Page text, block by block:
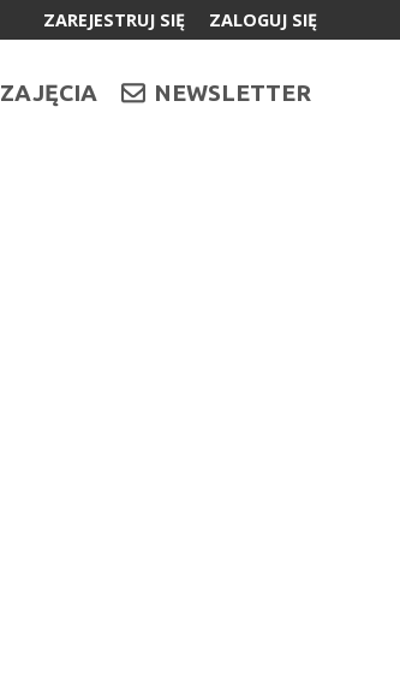
ZAREJESTRUJ SIĘ ZALOGUJ SIĘ
ZAJĘCIA NEWSLETTER